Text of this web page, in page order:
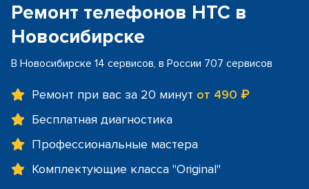
Ремонт телефонов HTC в
Новосибирске
В Новосибирске 14 сервисов, в России 707 сервисов
Ремонт при вас за 20 минут от 490 ₽
Бесплатная диагностика
Профессиональные мастера
Комплектующие класса "Original"